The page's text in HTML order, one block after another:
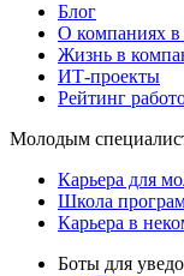
Блог
О компаниях
Жизнь в
ИТ-проекты
Рейтинг
Молодым
Карьера для
Школа
Карьера в
Боты для